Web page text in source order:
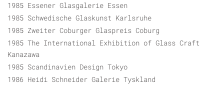
1985 Essener Glasgalerie Essen
1985 Schwedische Glaskunst Karlsruhe
1985 Zweiter Coburger Glaspreis Coburg
1985 The International Exhibition of Glass Craft
Kanazawa
1985 Scandinavien Design Tokyo
1986 Heidi Schneider Galerie Tyskland